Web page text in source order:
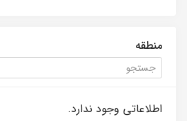
منطقه
اطلاعاتی وجود ندارد.